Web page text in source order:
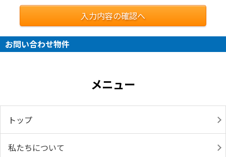
入力内容の確認へ
お問い合わせ物件
メニュー
トップ
私たちについて